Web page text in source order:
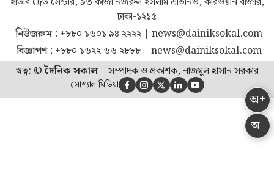
অ-
অ+
ঢাকা-১২১৫
নিউজরুম : +৮৮০ ১৬০১ ৯৪ ২২২২| news@dainiksokal.com
বিজ্ঞাপণ : +৮৮০ ১৬২২ ৬৬ ২৮৮৮| news@dainiksokal.com
স্বত্ব: ©দৈনিক সকাল| সম্পাদক ও প্রকাশক, নাজমুল হাসান সরকার
সোশ্যাল মিডিয়া     